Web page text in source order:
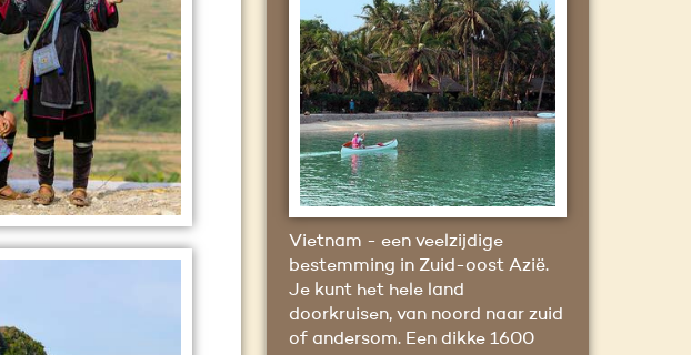
Vietnam - een veelzijdige
bestemming in Zuid-oost Azië.
Je kunt het hele land
doorkruisen, van noord naar zuid
of andersom. Een dikke 1600